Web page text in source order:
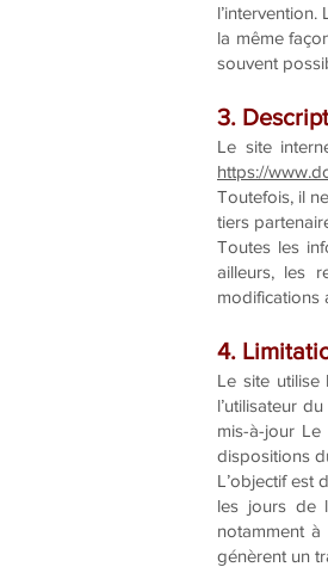
l’intervention.
la même
souvent
3.
Le site
https://
Toutefois, il
tiers
Toutes les
ailleurs, les
modifications
4.
Le site utilise
l’utilisateur
mis-à-jour Le
dispositions
L’objectif est
les jours de
notamment
génèrent un